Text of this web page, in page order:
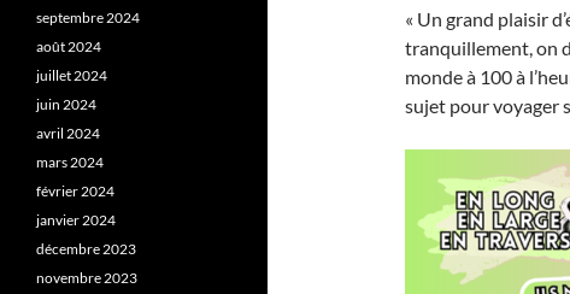
« Un grand plaisir
tranquillement, on
monde à 100 à
sujet pour voyager
septembre 2024
août 2024
juillet 2024
juin 2024
avril 2024
mars 2024
février 2024
janvier 2024
décembre 2023
novembre 2023